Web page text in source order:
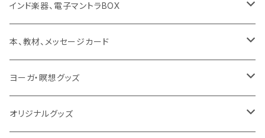
ミュージック
動画
本／資料（PDFデータ）
トウドウ作品
般若心経
マントラ（ヴェーダ）
イミー・ウーイ・メッセージ
ヴェーダプラカーシャ・トウドウ
インド楽器、電子マントラBOX
タンブーラ（オンデマンド/海外直送）
電子タンブーラ
マントラBOX
本、教材、メッセージカード
本
ヴェーダプラカーシャ・トウドウ著作
ヨーガ・瞑想グッズ
シンギングボール
オリジナルグッズ